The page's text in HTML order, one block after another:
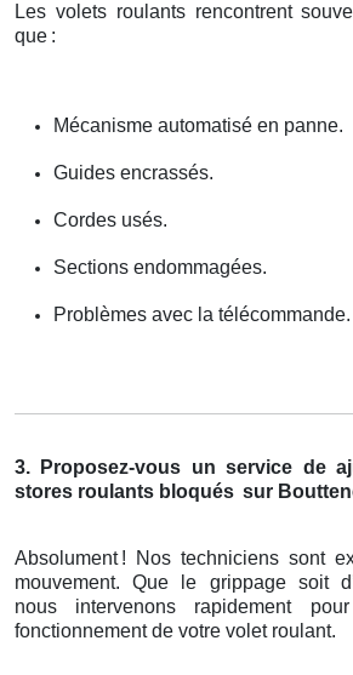
Les volets roulants rencontrent
que :
Mécanisme automatisé en panne.
Guides encrassés.
Cordes usés.
Sections endommagées.
Problèmes avec la télécommande.
3. Proposez-vous un service de
stores roulants bloqués sur
Absolument ! Nos techniciens sont
mouvement. Que le grippage soit d
nous intervenons rapidement
fonctionnement de votre volet roulant.